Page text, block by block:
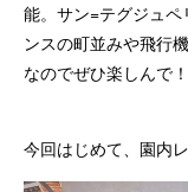
能。サン=テグジュ
ンスの町並みや飛行
なのでぜひ楽しんで！
今回はじめて、園内